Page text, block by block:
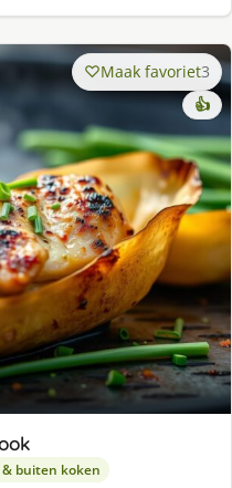
Maak favoriet3
👍
& buiten koken